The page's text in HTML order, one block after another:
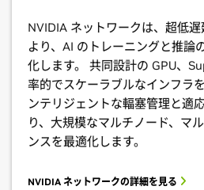
NVIDIA ネットワークは、超低
より、AI のトレーニングと推論
化します。 共同設計の GPU、
率的でスケーラブルなインフラ
ンテリジェントな輻塞管理と適
り、大規模なマルチノード、マ
ンスを最適化します。
NVIDIA ネットワークの詳細を見る